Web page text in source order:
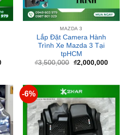
₫2,900,000.
MAZDA 3
Lắp Đặt Camera Hành
Trình Xe Mazda 3 Tại
tpHCM
₫3,500,000 Giá
gốc
là:
₫3,500,000.
₫2,000,000